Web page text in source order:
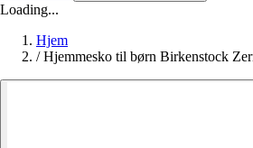
Loading...
Hjem
/ Hjemmesko til børn Birkenstock